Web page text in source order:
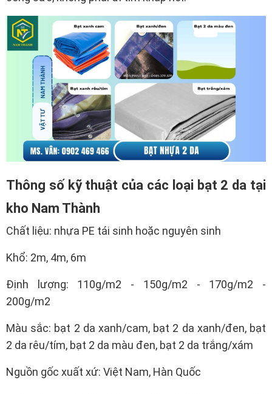
Thông số kỹ thuật của các loại bạt 2 da tại
kho Nam Thành
Chất liệu: nhựa PE tái sinh hoặc nguyên sinh
Khổ: 2m, 4m, 6m
Định lượng: 110g/m2 - 150g/m2 - 170g/m2 -
200g/m2
Màu sắc: bạt 2 da xanh/cam, bạt 2 da xanh/đen, bạt
2 da rêu/tím, bạt 2 da màu đen, bạt 2 da trắng/xám
Nguồn gốc xuất xứ: Việt Nam, Hàn Quốc